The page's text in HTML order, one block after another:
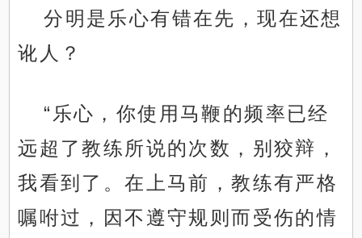
分明是乐心有错在先，现在还想
讹人？
“乐心，你使用马鞭的频率已经
远超了教练所说的次数，别狡辩，
我看到了。在上马前，教练有严格
嘱咐过，因不遵守规则而受伤的情